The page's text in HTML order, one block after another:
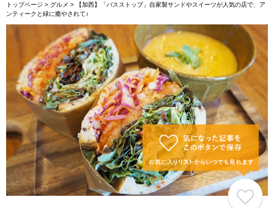
トップページ > グルメ >
【加西】「バスストップ」自家製サンドやスイーツが人気の店で、ア
ンティークと緑に癒やされて♪